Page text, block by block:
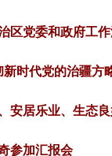
区党委和政府工
时代党的治疆方
安居乐业、生态
参加汇报会